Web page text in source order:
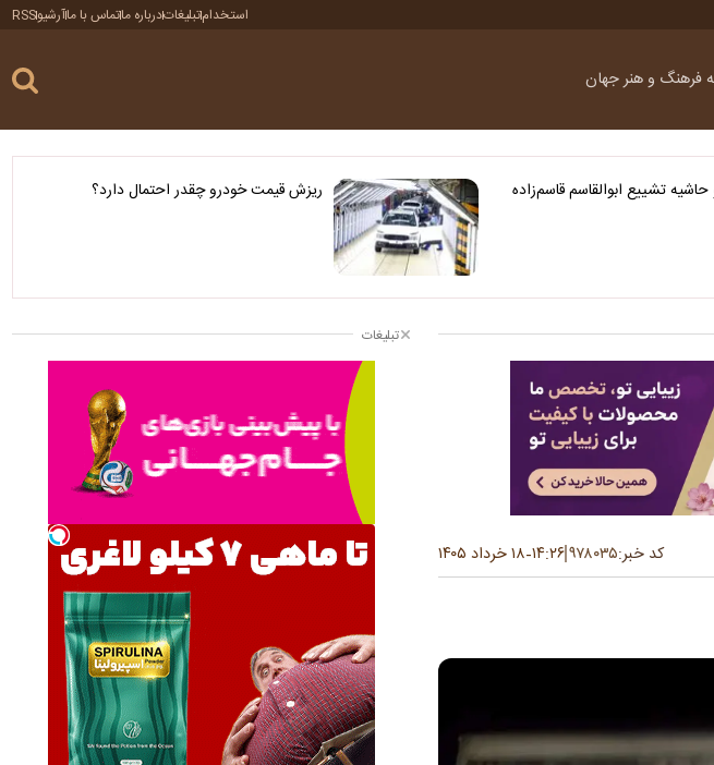
استخدامتبلیغاتدرباره ماتماس با ماآرشیوRSS
فرهنگ و هنرجهان
تشییع ابوالقاسم قاسم‌زاده ریزش قیمت خودرو چقدر احتمال دارد؟
کد خبر:۹۷۸۰۳۵۱۴:۲۶-۱۸ خرداد ۱۴۰۵
تبلیغات